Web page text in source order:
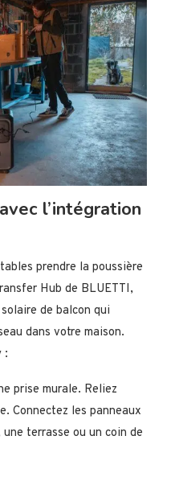
l’intégration
prendre la poussière
Hub de BLUETTI,
de balcon qui
dans votre maison.
:
prise murale. Reliez
Connectez les panneaux
terrasse ou un coin de